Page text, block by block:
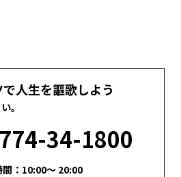
人生を謳歌しよう
。
34-1800
間：10:00～ 20:00